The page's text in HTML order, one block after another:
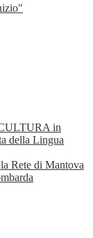
in
della Lingua
Rete di Mantova